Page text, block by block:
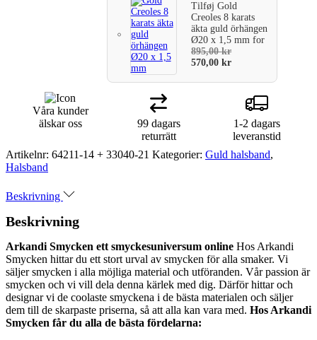
TilføjGold
Creoles 8 karats
äkta guld örhängen
Ø20 x 1,5 mmfor
895,00kr
570,00kr
Våra kunder
älskar oss
99 dagars
returrätt
1-2 dagars
leveranstid
Artikelnr: 64211-14 + 33040-21 Kategorier: Guld halsband,
Halsband
Beskrivning
Beskrivning
Arkandi Smycken ett smyckesuniversum online Hos Arkandi
Smycken hittar du ett stort urval av smycken för alla smaker. Vi
säljer smycken i alla möjliga material och utföranden. Vår passion är
smycken och vi vill dela denna kärlek med dig. Därför hittar och
designar vi de coolaste smyckena i de bästa materialen och säljer
dem till de skarpaste priserna, så att alla kan vara med. Hos Arkandi
Smycken får du alla de bästa fördelarna: